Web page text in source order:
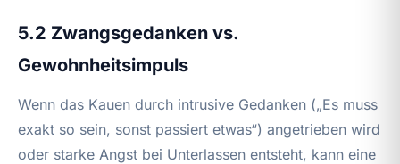
5.2 Zwangsgedanken vs.
Gewohnheitsimpuls
Wenn das Kauen durch intrusive Gedanken („Es muss
exakt so sein, sonst passiert etwas“) angetrieben wird
oder starke Angst bei Unterlassen entsteht, kann eine